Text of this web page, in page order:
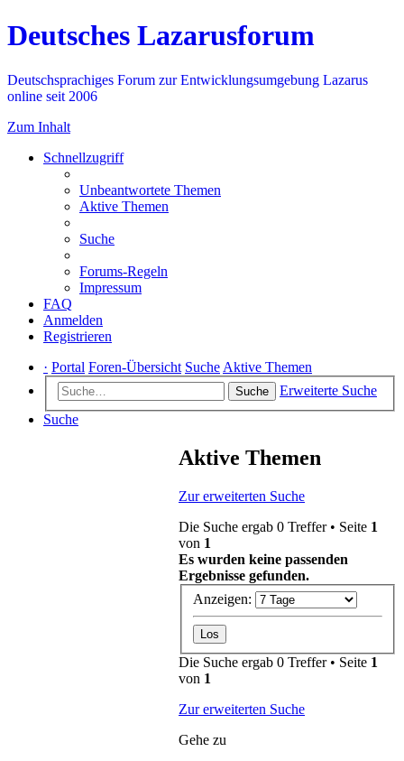
Deutsches Lazarusforum
Deutschsprachiges Forum zur Entwicklungsumgebung Lazarus
online seit 2006
Zum Inhalt
Schnellzugriff
Unbeantwortete Themen
Aktive Themen
Suche
Forums-Regeln
Impressum
FAQ
Anmelden
Registrieren
· Portal Foren-Übersicht Suche Aktive Themen
Suche
Erweiterte Suche
Suche
Aktive Themen
Zur erweiterten Suche
Die Suche ergab 0 Treffer • Seite 1
von 1
Es wurden keine passenden
Ergebnisse gefunden.
Anzeigen:
Die Suche ergab 0 Treffer • Seite 1
von 1
Zur erweiterten Suche
Gehe zu